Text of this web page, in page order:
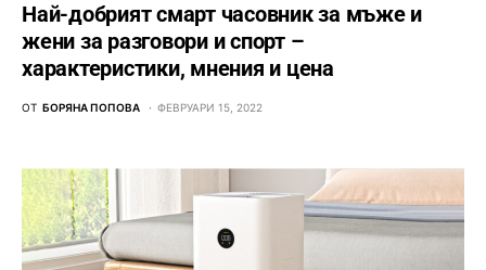
Най-добрият смарт часовник за мъже и
жени за разговори и спорт –
характеристики, мнения и цена
ОТ БОРЯНА ПОПОВА ФЕВРУАРИ 15, 2022